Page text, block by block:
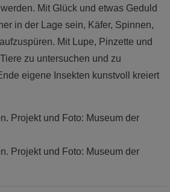
Mit Glück und etwas Geduld
in der Lage sein, Käfer, Spinnen,
Mit Lupe, Pinzette und
zu untersuchen und zu
eigene Insekten kunstvoll kreiert